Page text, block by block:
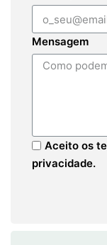
Mensagem
Aceito os
privacidade.